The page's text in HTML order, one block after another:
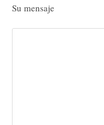
Su mensaje